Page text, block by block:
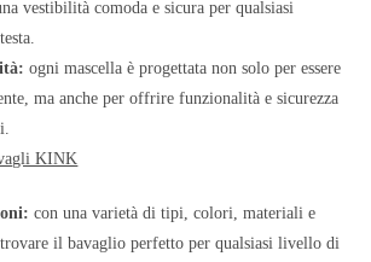
vestibilità comoda e sicura per qualsiasi
ogni mascella è progettata non solo per essere
ma anche per offrire funzionalità e sicurezza
KINK
con una varietà di tipi, colori, materiali e
il bavaglio perfetto per qualsiasi livello di